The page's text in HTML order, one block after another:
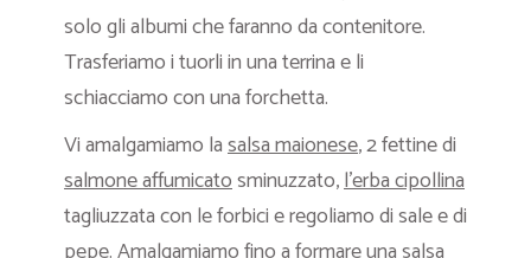
solo gli albumi che faranno da contenitore.
Trasferiamo i tuorli in una terrina e li
schiacciamo con una forchetta.
Vi amalgamiamo lasalsa maionese, 2 fettine di
salmone affumicatosminuzzato,l’erba cipollina
tagliuzzata con le forbici e regoliamo di sale e di